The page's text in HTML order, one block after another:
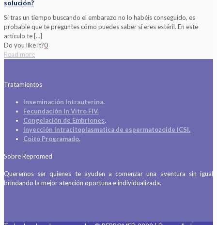
solución?
Si tras un tiempo buscando el embarazo no lo habéis conseguido, es
probable que te preguntes cómo puedes saber si eres estéril. En este
artículo te […]
Do you like it?0
Read more
Tratamientos
Inseminación Intrauterina.
Fecundación In Vitro FIV.
Congelación de Embriones.
Inyección Intracitoplasmatica de espermatozoide ICSI.
Coito Programado.
Sobre Repromed
Queremos ser quienes te ayuden a comenzar una aventura sin igual
brindando la mejor atención oportuna e individualizada.